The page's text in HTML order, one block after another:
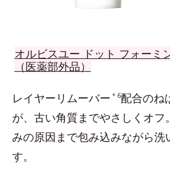
オルビスユー ドット フォーミ
（医薬部外品）
レイヤーリムーバー ＊6配合のね
が、古い角質までやさしくオフ
みの原因まで包み込みながら洗
す。